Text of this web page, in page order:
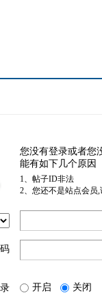
您没有登录或者您
能有如下几个原因
1、帖子ID非法
2、您还不是站点会员
开启 关闭